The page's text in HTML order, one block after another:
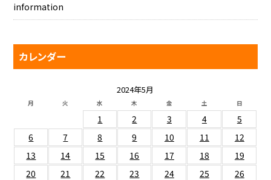
information
カレンダー
2024年5月
月 火 水 木 金 土 日
1 2 3 4
5
6
7 8 9 10 11
12
13
14 15 16 17 18
19
20
21 22 23 24 25
26